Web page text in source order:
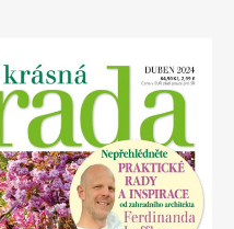
Elle Decoration